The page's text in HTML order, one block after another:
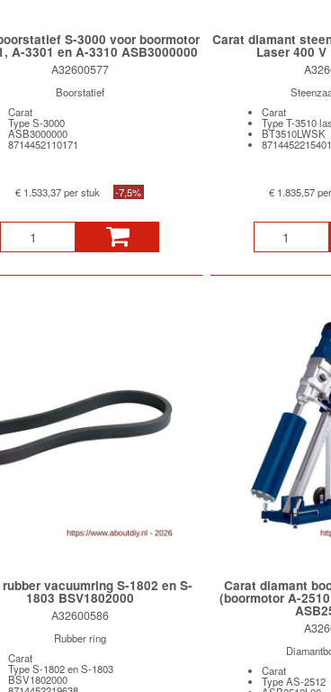
S-3000 voor boormotor
A-3301 en A-3310 ASB3000000
A32600577
Boorstatief
Carat
Type S-3000
ASB3000000
8714452110171
€ 1.533,37 per stuk -7,5%
Carat diamant
Laser 400 V
Carat
Type T-3510
BT3510LWSK
8714452215401
€ 1.835,57
vacuumring S-1802 en S-
1803 BSV1802000
A32600586
Rubber ring
Carat
Type S-1802 en S-1803
BSV1802000
Carat diamant
(boormotor A-
Carat
Type AS-2512